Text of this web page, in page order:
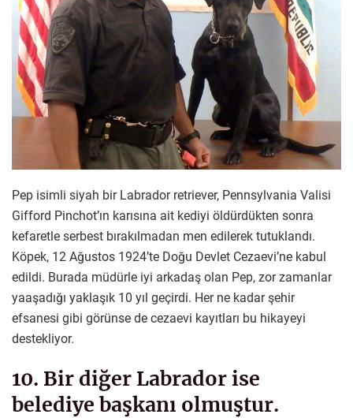
Pep isimli siyah bir Labrador retriever, Pennsylvania Valisi
Gifford Pinchot’ın karısına ait kediyi öldürdükten sonra
kefaretle serbest bırakılmadan men edilerek tutuklandı.
Köpek, 12 Ağustos 1924’te Doğu Devlet Cezaevi’ne kabul
edildi. Burada müdürle iyi arkadaş olan Pep, zor zamanlar
yaaşadığı yaklaşık 10 yıl geçirdi. Her ne kadar şehir
efsanesi gibi görünse de cezaevi kayıtları bu hikayeyi
destekliyor.
10. Bir diğer Labrador ise
belediye başkanı olmuştur.